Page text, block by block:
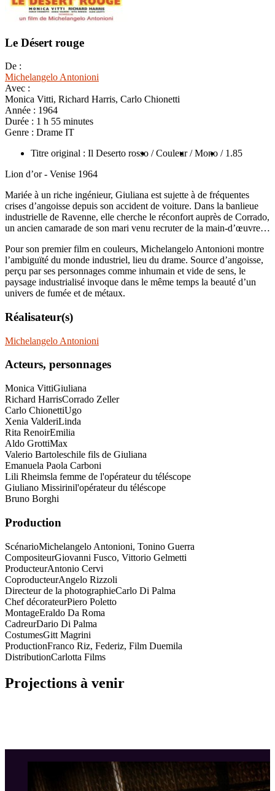
Le Désert rouge
De :
Michelangelo Antonioni
Avec :
Monica Vitti, Richard Harris, Carlo Chionetti
Année : 1964
Durée : 1 h 55 minutes
Genre : Drame IT
Titre original : Il Deserto rosso / Couleur / Mono / 1.85
Lion d’or - Venise 1964
Mariée à un riche ingénieur, Giuliana est sujette à de fréquentes
crises d’angoisse depuis son accident de voiture. Dans la banlieue
industrielle de Ravenne, elle cherche le réconfort auprès de Corrado,
un ancien camarade de son mari venu recruter de la main-d’œuvre…
Pour son premier film en couleurs, Michelangelo Antonioni montre
l’ambiguïté du monde industriel, lieu du drame. Source d’angoisse,
perçu par ses personnages comme inhumain et vide de sens, le
paysage industrialisé invoque dans le même temps la beauté d’un
univers de fumée et de métaux.
Réalisateur(s)
Michelangelo Antonioni
Acteurs, personnages
Monica VittiGiuliana
Richard HarrisCorrado Zeller
Carlo ChionettiUgo
Xenia ValderiLinda
Rita RenoirEmilia
Aldo GrottiMax
Valerio Bartoleschile fils de Giuliana
Emanuela Paola Carboni
Lili Rheimsla femme de l'opérateur du téléscope
Giuliano Missirinil'opérateur du téléscope
Bruno Borghi
Production
ScénarioMichelangelo Antonioni, Tonino Guerra
CompositeurGiovanni Fusco, Vittorio Gelmetti
ProducteurAntonio Cervi
CoproducteurAngelo Rizzoli
Directeur de la photographieCarlo Di Palma
Chef décorateurPiero Poletto
MontageEraldo Da Roma
CadreurDario Di Palma
CostumesGitt Magrini
ProductionFranco Riz, Federiz, Film Duemila
DistributionCarlotta Films
Projections à venir